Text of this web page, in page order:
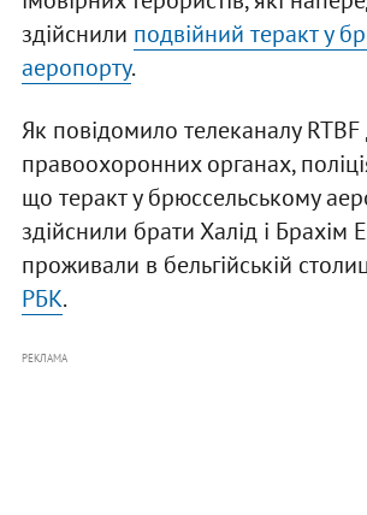
здійснили подвійний теракт у
аеропорту.
Як повідомило телеканалу
правоохоронних органах,
що теракт у брюссельському
здійснили брати Халід і Брахім
проживали в бельгійській
РБК.
РЕКЛАМА